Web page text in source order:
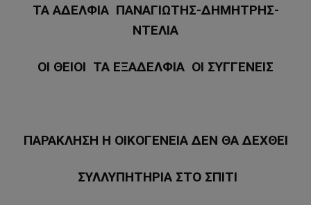
ΤΑ ΑΔΕΛΦΙΑ ΠΑΝΑΓΙΩΤΗΣ-ΔΗΜΗΤΡΗΣ-
ΝΤΕΛΙΑ
ΟΙ ΘΕΙΟΙ ΤΑ ΕΞΑΔΕΛΦΙΑ ΟΙ ΣΥΓΓΕΝΕΙΣ
ΠΑΡΑΚΛΗΣΗ Η ΟΙΚΟΓΕΝΕΙΑ ΔΕΝ ΘΑ ΔΕΧΘΕΙ
ΣΥΛΛΥΠΗΤΗΡΙΑ ΣΤΟ ΣΠΙΤΙ